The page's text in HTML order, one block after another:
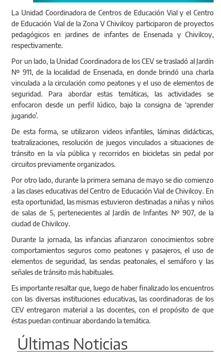
La Unidad Coordinadora de Centros de Educación Vial y el Centro
de Educación Vial de la Zona V Chivilcoy participaron de proyectos
pedagógicos en jardines de infantes de Ensenada y Chivilcoy,
respectivamente.
Por un lado, la Unidad Coordinadora de los CEV se trasladó al Jardín
Nº 911, de la localidad de Ensenada, en donde brindó una charla
vinculada a la circulación como peatones y el uso de elementos de
seguridad. Para abordar estas temáticas, las actividades se
enfocaron desde un perfil lúdico, bajo la consigna de ‘aprender
jugando’.
De esta forma, se utilizaron videos infantiles, láminas didácticas,
teatralizaciones, resolución de juegos vinculados a situaciones de
tránsito en la vía pública y recorridos en bicicletas sin pedal por
circuitos previamente organizados.
Por otro lado, durante la primera semana de mayo se dio comienzo
a las clases educativas del Centro de Educación Vial de Chivilcoy. En
esta oportunidad, las mismas estuvieron destinadas a niñas y niños
de salas de 5, pertenecientes al Jardín de Infantes Nº 907, de la
ciudad de Chivilcoy.
Durante la jornada, las infancias afianzaron conocimientos sobre
comportamientos seguros como peatones y pasajeros, el uso de
elementos de seguridad, las sendas peatonales, el semáforo y las
señales de tránsito más habituales.
Es importante resaltar que, luego de haber finalizado los encuentros
con las diversas instituciones educativas, las coordinadoras de los
CEV entregaron material a las docentes, con el propósito de que
éstas puedan continuar abordando la temática.
Últimas Noticias